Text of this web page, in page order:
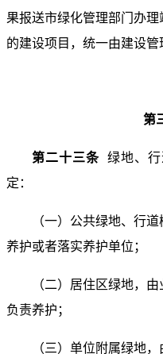
果报送市绿化管理部门办
的建设项目，统一由建设管
第
第二十三条 绿地、
定：
（一）公共绿地、行
养护或者落实养护单位；
（二）居住区绿地，
负责养护；
（三）单位附属绿地